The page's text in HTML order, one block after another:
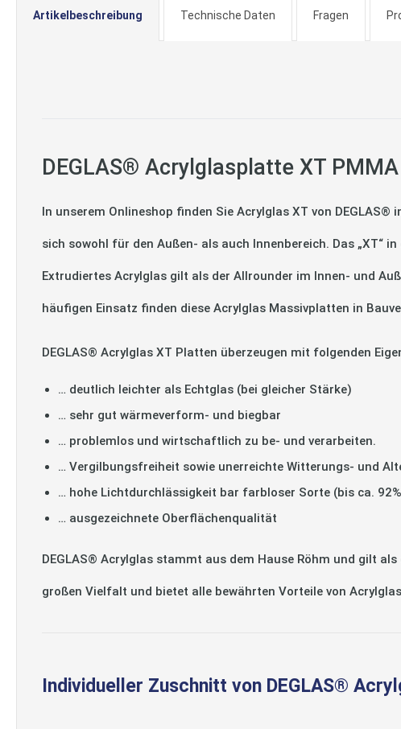
Artikelbeschreibung
DEGLAS® Acrylglasplatte XT
In unserem Onlineshop finden Sie Acrylglas XT von
sich sowohl für den Außen- als auch Innenbereich. Das „XT“
Extrudiertes Acrylglas gilt als der Allrounder im Innen- und
häufigen Einsatz finden diese Acrylglas Massivplatten in
DEGLAS® Acrylglas XT Platten überzeugen mit folgenden
… deutlich leichter als Echtglas (bei gleicher Stärke)
… sehr gut wärmeverform- und biegbar
… problemlos und wirtschaftlich zu be- und verarbeiten.
… Vergilbungsfreiheit sowie unerreichte Witterungs- und
… hohe Lichtdurchlässigkeit bar farbloser Sorte (bis ca.
… ausgezeichnete Oberflächenqualität
DEGLAS® Acrylglas stammt aus dem Hause Röhm und gilt
großen Vielfalt und bietet alle bewährten Vorteile von
Individueller Zuschnitt von DEGLAS®
Technische Daten Fragen